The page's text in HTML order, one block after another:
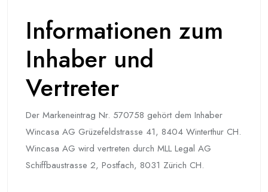
Informationen zum
Inhaber und
Vertreter
Der Markeneintrag Nr. 570758 gehört dem Inhaber
Wincasa AG Grüzefeldstrasse 41, 8404 Winterthur CH.
Wincasa AG wird vertreten durch MLL Legal AG
Schiffbaustrasse 2, Postfach, 8031 Zürich CH.